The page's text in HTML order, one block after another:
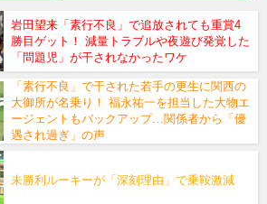
岩田望来「素行不良」で追放されても重賞4
勝目ゲット！ 減量トラブルや夜遊び発覚した
「問題児」が干されなかったワケ
「素行不良」で干された若手の更生に関西の
大御所が名乗り！ 福永祐一を担当した大物エ
ージェントもバックアップ…関係者から「優
遇され過ぎ」の声
未勝利ルーキーが「深刻理由」で乗鞍激減